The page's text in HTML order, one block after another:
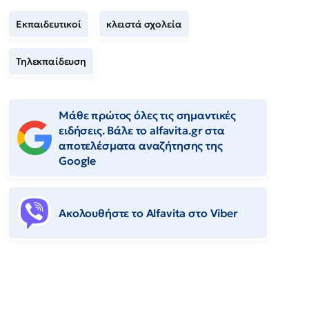
Εκπαιδευτικοί κλειστά σχολεία
Τηλεκπαίδευση
Μάθε πρώτος όλες τις σημαντικές
ειδήσεις. Βάλε το alfavita.gr στα
αποτελέσματα αναζήτησης της
Google
Ακολουθήστε το Αlfavita στο Viber